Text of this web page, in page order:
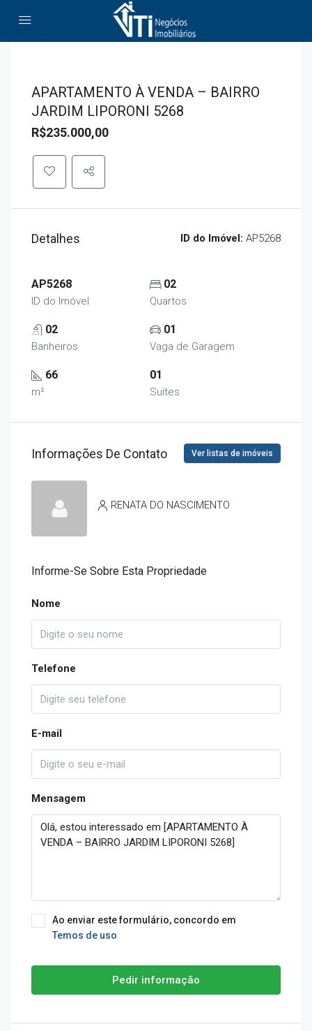
APARTAMENTO À VENDA – BAIRRO
JARDIM LIPORONI 5268
R$235.000,00
Detalhes ID do Imóvel: AP5268
AP5268
ID do Imóvel
02
Quartos
02
Banheiros
01
Vaga de Garagem
66
m²
01
Suítes
Informações De Contato Ver listas de imóveis
RENATA DO NASCIMENTO
Informe-Se Sobre Esta Propriedade
Nome
Telefone
E-mail
Mensagem
Ao enviar este formulário, concordo em
Temos de uso
Pedir informação